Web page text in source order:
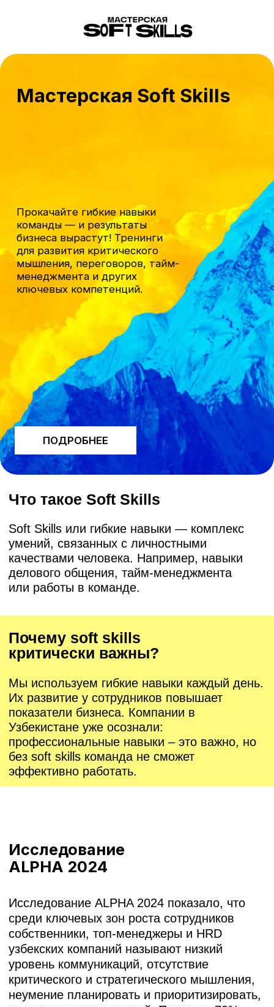
ключевых компетенций.
Почему soft skills
критически важны?
Что такое Soft Skills
Их развитие у сотрудников повышает
профессиональные навыки – это важно, но
без soft skills команда не сможет
эффективно работать.
Soft Skills или гибкие навыки — комплекс
умений, связанных с личностными
качествами человека. Например, навыки
делового общения, тайм-менеджмента
или работы в команде.
Вашим сотрудникам нужно
развивать soft skills, если…
❌
ALPHA 2024
мотивировать команду, и сотрудники
теряют вовлеченность.
Переговоры с клиентами
заканчиваются провалом, а сделки
срываются.
В компании постоянные
недопонимания и конфликты между
Исследование ALPHA 2024 показало, что
среди ключевых зон роста сотрудников
узбекских компаний называют низкий
уровень коммуникаций, отсутствие
критического и стратегического мышления,
неумение планировать и приоритизировать,
а также страх изменений. При этом 70%
работодателей уверены, что именно
развитые soft skills определяют успех
сотрудников.
ALPHA создала Мастерскую Soft Skills чтобы
помогать компаниям развивать важные